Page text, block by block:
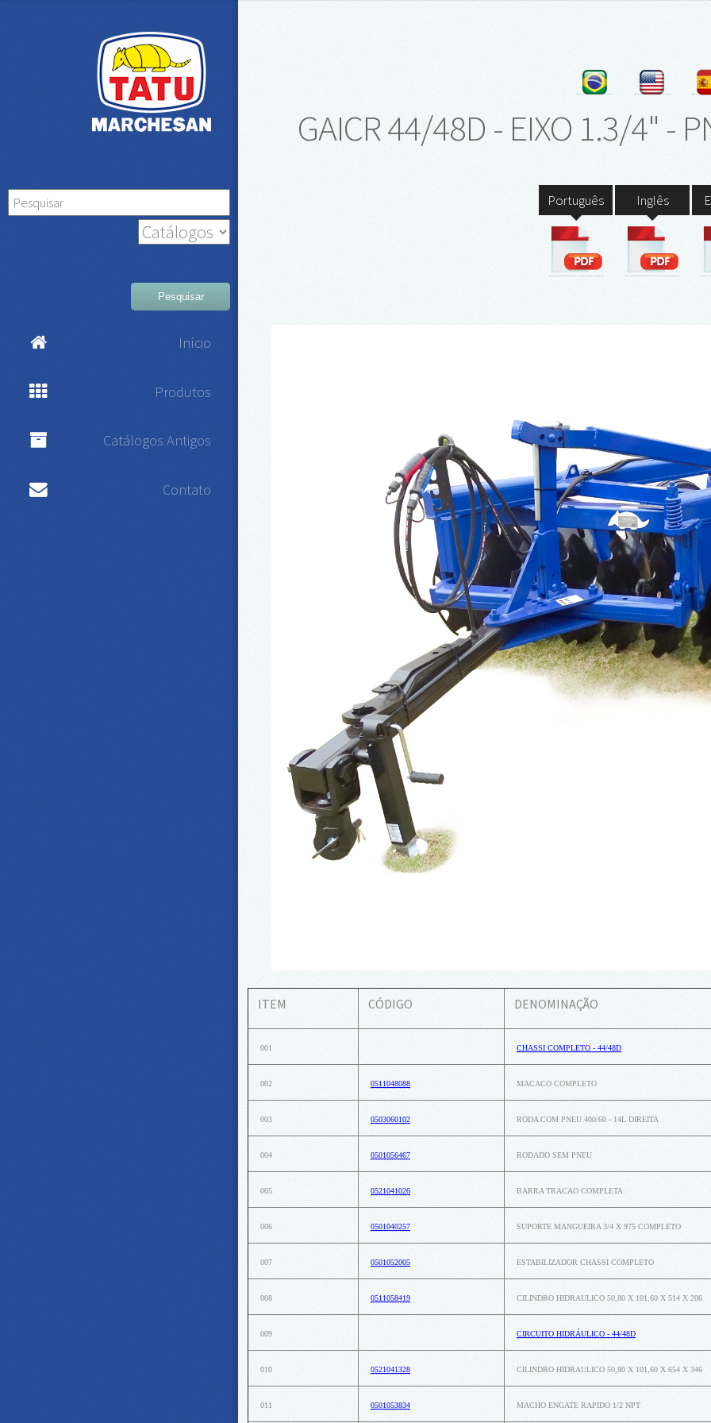
Pesquisar
Início
Produtos
Catálogos Antigos
Contato
GAICR 44/48D - EIXO 1.3/4" -
Português Inglês
ITEM CÓDIGO DENOMINAÇÃO
001 CHASSI COMPLETO - 44/48D
002 0511048088 MACACO COMPLETO
003 0503060102 RODA COM PNEU 400/60 - 14L DIREITA
004 0501056467 RODADO SEM PNEU
005 0521041026 BARRA TRACAO COMPLETA
006 0501040257 SUPORTE MANGUEIRA 3/4 X 975 COMPLETO
007 0501052005 ESTABILIZADOR CHASSI COMPLETO
008 0511058419 CILINDRO HIDRAULICO 50,80 X 101,60 X 514 X 206
009 CIRCUITO HIDRÁULICO - 44/48D
010 0521041328 CILINDRO HIDRAULICO 50,80 X 101,60 X 654 X 346
011 0501053834 MACHO ENGATE RAPIDO 1/2 NPT